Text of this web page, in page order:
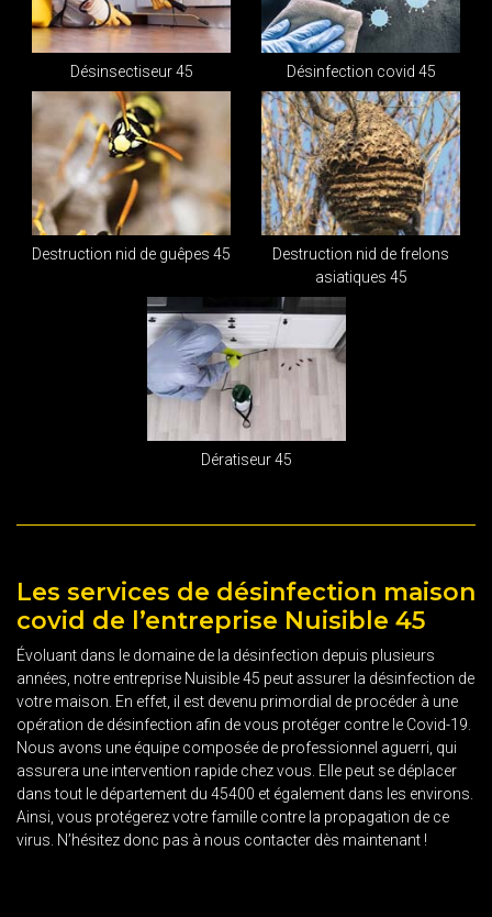
Désinsectiseur 45 Désinfection covid 45
Destruction nid de guêpes 45
Destruction nid de frelons
asiatiques 45
Dératiseur 45
Les services de désinfection maison
covid de l’entreprise Nuisible 45
Évoluant dans le domaine de la désinfection depuis plusieurs
années, notre entreprise Nuisible 45 peut assurer la désinfection de
votre maison. En effet, il est devenu primordial de procéder à une
opération de désinfection afin de vous protéger contre le Covid-19.
Nous avons une équipe composée de professionnel aguerri, qui
assurera une intervention rapide chez vous. Elle peut se déplacer
dans tout le département du 45400 et également dans les environs.
Ainsi, vous protégerez votre famille contre la propagation de ce
virus. N’hésitez donc pas à nous contacter dès maintenant !